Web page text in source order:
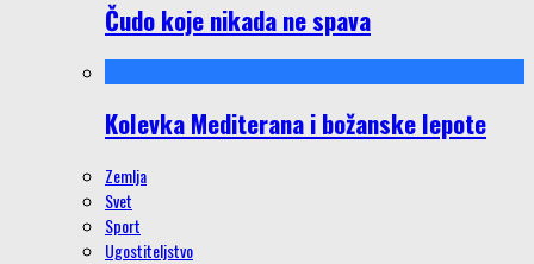
Čudo koje nikada ne spava
Kolevka Mediterana i božanske lepote
Zemlja
Svet
Sport
Ugostiteljstvo